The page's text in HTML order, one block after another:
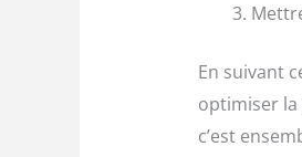
En suivant
optimiser
c’est